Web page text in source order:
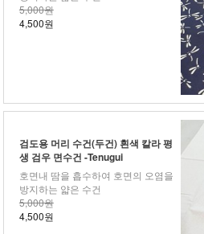
5,000원
4,500원
검도용 머리 수건(두건) 흰색 칼라 평
생 검우 면수건 -Tenugui
호면내 땀을 흡수하여 호면의 오염을
방지하는 얇은 수건
5,000원
4,500원